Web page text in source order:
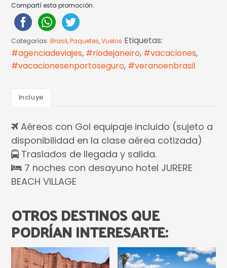
Compartí esta promoción.
Categorías:Brasil,Paquetes,Vuelos Etiquetas:
#agenciadeviajes, #riodejaneiro, #vacaciones,
#vacacionesenportoseguro, #veranoenbrasil
Incluye
Aéreos con Gol equipaje incluido (sujeto a
disponibilidad en la clase aérea cotizada)⁣⁣
Traslados de llegada y salida.
7 noches con desayuno hotel JURERE
BEACH VILLAGE
OTROS DESTINOS QUE
PODRÍAN INTERESARTE: